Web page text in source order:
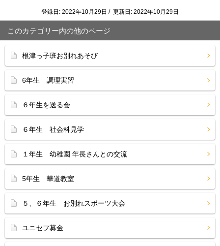
登録日: 2022年10月29日 / 更新日: 2022年10月29日
このカテゴリー内の他のページ
根津っ子班お別れあそび
6年生 調理実習
６年生を送る会
６年生 社会科見学
１年生 幼稚園 年長さんとの交流
5年生 華道教室
５、６年生 お別れスポーツ大会
ユニセフ募金